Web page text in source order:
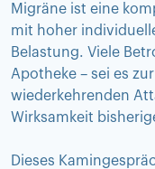
Migräne ist eine
mit hoher
Belastung. Viele
Apotheke – sei es
wiederkehrenden
Wirksamkeit
Dieses